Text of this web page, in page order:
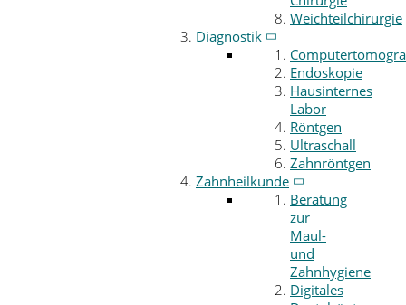
Weichteilchirurgie
Diagnostik
Endoskopie
Hausinternes
Labor
Röntgen
Ultraschall
Zahnröntgen
Zahnheilkunde
Beratung
zur
Maul-
und
Zahnhygiene
Digitales